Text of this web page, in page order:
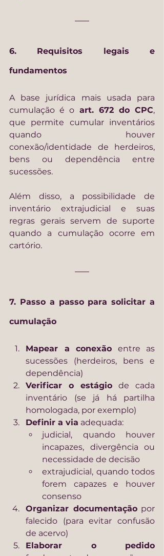
6. Requisitos legais e
fundamentos
A base jurídica mais usada para
cumulação é o art. 672 do CPC,
que permite cumular inventários
quando houver
conexão/identidade de herdeiros,
bens ou dependência entre
sucessões.
Além disso, a possibilidade de
inventário extrajudicial e suas
regras gerais servem de suporte
quando a cumulação ocorre em
cartório.
7. Passo a passo para solicitar a
cumulação
Mapear a conexão entre as
sucessões (herdeiros, bens e
dependência)
Verificar o estágio de cada
inventário (se já há partilha
homologada, por exemplo)
Definir a via adequada:
judicial, quando houver
incapazes, divergência ou
necessidade de decisão
extrajudicial, quando todos
forem capazes e houver
consenso
Organizar documentação por
falecido (para evitar confusão
de acervo)
Elaborar o pedido